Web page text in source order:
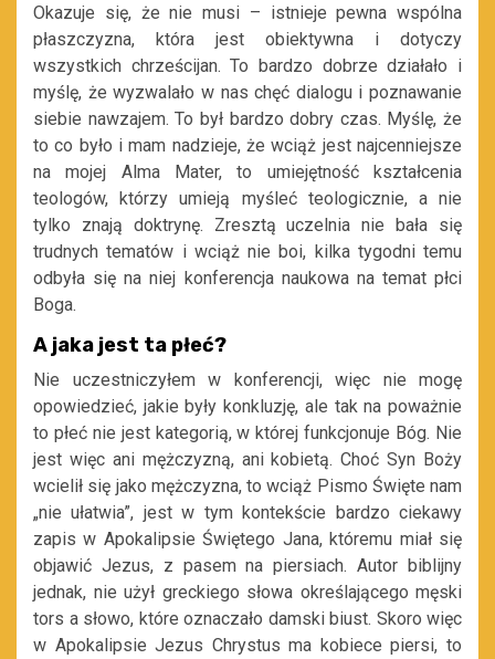
Okazuje się, że nie musi – istnieje pewna wspólna
płaszczyzna, która jest obiektywna i dotyczy
wszystkich chrześcijan. To bardzo dobrze działało i
myślę, że wyzwalało w nas chęć dialogu i poznawanie
siebie nawzajem. To był bardzo dobry czas. Myślę, że
to co było i mam nadzieje, że wciąż jest najcenniejsze
na mojej Alma Mater, to umiejętność kształcenia
teologów, którzy umieją myśleć teologicznie, a nie
tylko znają doktrynę. Zresztą uczelnia nie bała się
trudnych tematów i wciąż nie boi, kilka tygodni temu
odbyła się na niej konferencja naukowa na temat płci
Boga.
A jaka jest ta płeć?
Nie uczestniczyłem w konferencji, więc nie mogę
opowiedzieć, jakie były konkluzję, ale tak na poważnie
to płeć nie jest kategorią, w której funkcjonuje Bóg. Nie
jest więc ani mężczyzną, ani kobietą. Choć Syn Boży
wcielił się jako mężczyzna, to wciąż Pismo Święte nam
„nie ułatwia”, jest w tym kontekście bardzo ciekawy
zapis w Apokalipsie Świętego Jana, któremu miał się
objawić Jezus, z pasem na piersiach. Autor biblijny
jednak, nie użył greckiego słowa określającego męski
tors a słowo, które oznaczało damski biust. Skoro więc
w Apokalipsie Jezus Chrystus ma kobiece piersi, to